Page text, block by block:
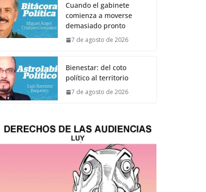
Cuando el gabinete
comienza a moverse
demasiado pronto
7 de agosto de 2026
Bienestar: del coto
político al territorio
7 de agosto de 2026